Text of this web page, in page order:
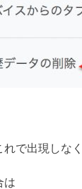
で出現しな
は